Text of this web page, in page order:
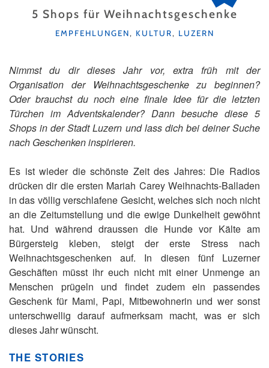
5 Shops für Weihnachtsgeschenke
KATEGORIEN
EMPFEHLUNGEN, KULTUR, LUZERN
Nimmst du dir dieses Jahr vor, extra früh mit der
Organisation der Weihnachtsgeschenke zu beginnen?
Oder brauchst du noch eine finale Idee für die letzten
Türchen im Adventskalender? Dann besuche diese 5
Shops in der Stadt Luzern und lass dich bei deiner Suche
nach Geschenken inspirieren.
Es ist wieder die schönste Zeit des Jahres: Die Radios
drücken dir die ersten Mariah Carey Weihnachts-Balladen
in das völlig verschlafene Gesicht, welches sich noch nicht
an die Zeitumstellung und die ewige Dunkelheit gewöhnt
hat. Und während draussen die Hunde vor Kälte am
Bürgersteig kleben, steigt der erste Stress nach
Weihnachtsgeschenken auf. In diesen fünf Luzerner
Geschäften müsst ihr euch nicht mit einer Unmenge an
Menschen prügeln und findet zudem ein passendes
Geschenk für Mami, Papi, Mitbewohnerin und wer sonst
unterschwellig darauf aufmerksam macht, was er sich
dieses Jahr wünscht.
THE STORIES